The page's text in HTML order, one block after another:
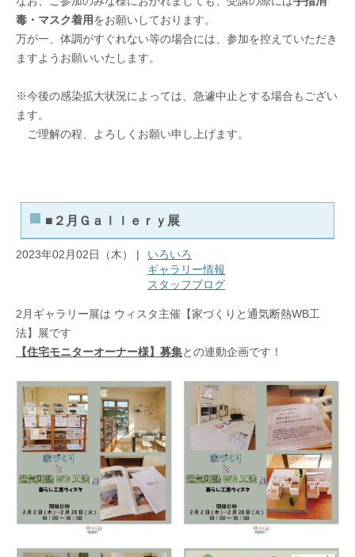
毒・マスク着用をお願いしております。
万が一、体調がすぐれない等の場合には、参加を控えていただき
ますようお願いいたします。
※今後の感染拡大状況によっては、急遽中止とする場合もござい
ます。
ご理解の程、よろしくお願い申し上げます。
■２月Ｇａｌｌｅｒｙ展
2023年02月02日（木） |
いろいろ
ギャラリー情報
スタッフブログ
2月ギャラリー展は ウィスタ主催【家づくりと通気断熱WB工
法】展です
【住宅モニターオーナー様】募集との連動企画です！